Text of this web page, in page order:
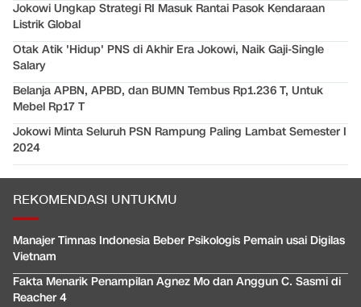
Jokowi Ungkap Strategi RI Masuk Rantai Pasok Kendaraan
Listrik Global
Otak Atik 'Hidup' PNS di Akhir Era Jokowi, Naik Gaji-Single
Salary
Belanja APBN, APBD, dan BUMN Tembus Rp1.236 T, Untuk
Mebel Rp17 T
Jokowi Minta Seluruh PSN Rampung Paling Lambat Semester I
2024
REKOMENDASI UNTUKMU
Manajer Timnas Indonesia Beber Psikologis Pemain usai Digilas
Vietnam
Fakta Menarik Penampilan Agnez Mo dan Anggun C. Sasmi di
Reacher 4